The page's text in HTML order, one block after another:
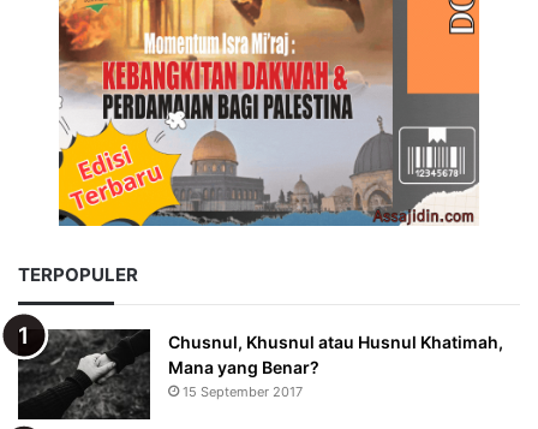
TERPOPULER
Chusnul, Khusnul atau Husnul Khatimah,
Mana yang Benar?
15 September 2017